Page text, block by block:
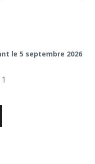
le 5 septembre 2026